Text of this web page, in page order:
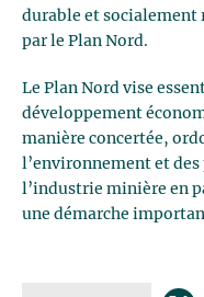
durable et socialement
par le Plan Nord.
Le Plan Nord vise
développement
manière concertée,
l’environnement et
l’industrie minière en
une démarche